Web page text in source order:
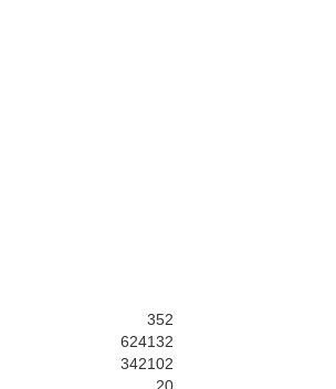
352
624132
342102